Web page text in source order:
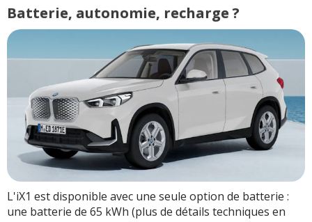
Batterie, autonomie, recharge ?
L'iX1 est disponible avec une seule option de batterie :
une batterie de 65 kWh (plus de détails techniques en